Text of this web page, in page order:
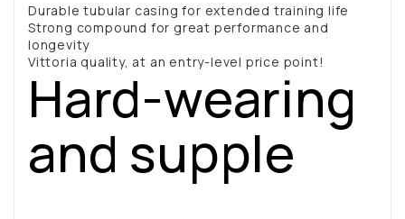
Durable tubular casing for extended training life
Strong compound for great performance and
longevity
Vittoria quality, at an entry-level price point!
Hard-wearing
and supple